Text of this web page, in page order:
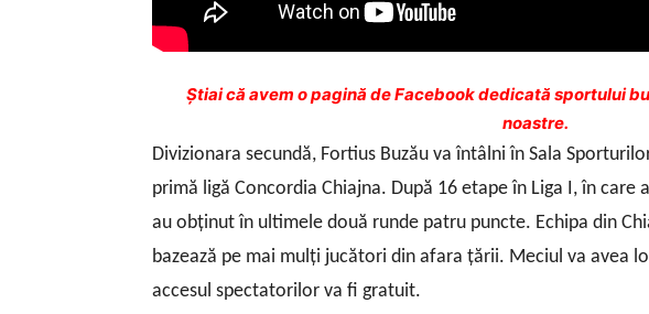
Ştiai că avem o pagină de Facebook dedicată sportului
noastre.
Divizionara secundă, Fortius Buzău va întâlni în Sala
primă ligă Concordia Chiajna. După 16 etape în Liga I, în
au obţinut în ultimele două runde patru puncte. Echipa din
bazează pe mai mulţi jucători din afara ţării. Meciul va avea
accesul spectatorilor va fi gratuit.